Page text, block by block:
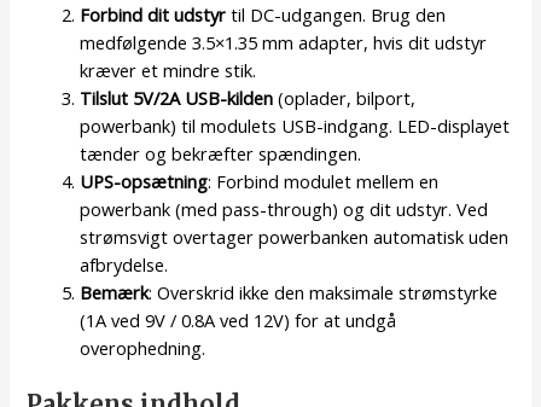
Forbind dit udstyr til DC-udgangen. Brug den
medfølgende 3.5×1.35 mm adapter, hvis dit udstyr
kræver et mindre stik.
Tilslut 5V/2A USB-kilden (oplader, bilport,
powerbank) til modulets USB-indgang. LED-displayet
tænder og bekræfter spændingen.
UPS-opsætning: Forbind modulet mellem en
powerbank (med pass-through) og dit udstyr. Ved
strømsvigt overtager powerbanken automatisk uden
afbrydelse.
Bemærk: Overskrid ikke den maksimale strømstyrke
(1A ved 9V / 0.8A ved 12V) for at undgå
overophedning.